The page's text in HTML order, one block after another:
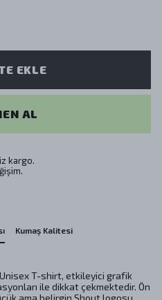
EKLE
AL
kargo.
Kumaş Kalitesi
T-shirt, etkileyici grafik
ile dikkat çekmektedir. Ön
ama belirgin Shout logosu,